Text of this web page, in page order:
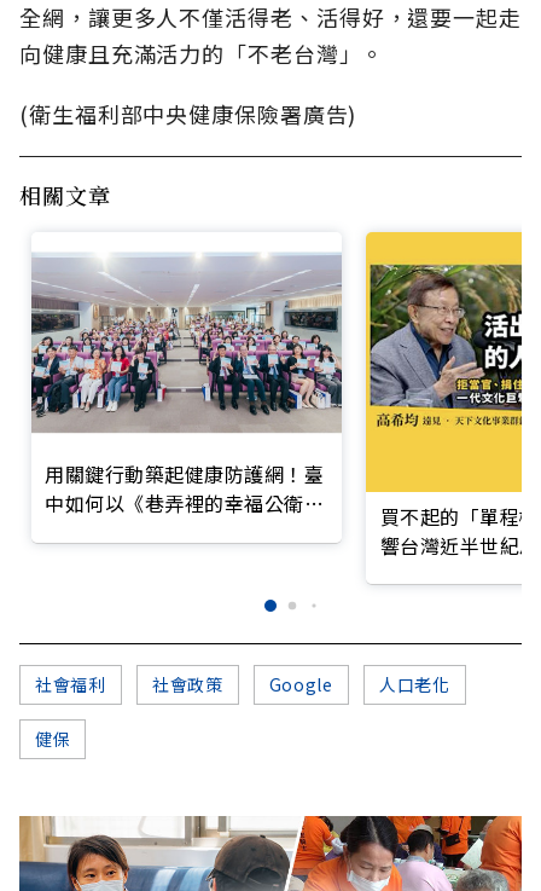
全網，讓更多人不僅活得老、活得好，還要一起走
向健康且充滿活力的「不老台灣」。
(衛生福利部中央健康保險署廣告)
相關文章
用關鍵行動築起健康防護網！臺
中如何以《巷弄裡的幸福公衛》
買不起的「單程
響台灣近半世紀
社會福利 社會政策 Google 人口老化
健保